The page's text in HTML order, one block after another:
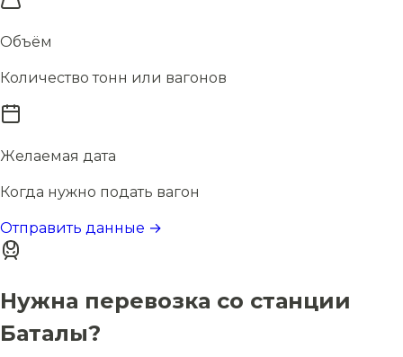
Объём
Количество тонн или вагонов
Желаемая дата
Когда нужно подать вагон
Отправить данные →
Нужна перевозка со станции
Баталы?